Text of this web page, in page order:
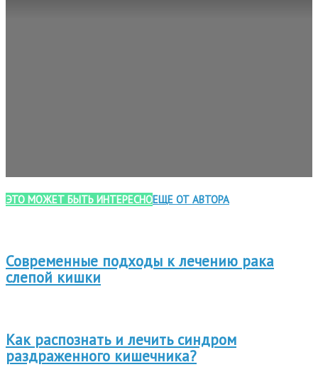
ЭТО МОЖЕТ БЫТЬ ИНТЕРЕСНОЕЩЕ ОТ АВТОРА
Современные подходы к лечению рака
слепой кишки
Как распознать и лечить синдром
раздраженного кишечника?